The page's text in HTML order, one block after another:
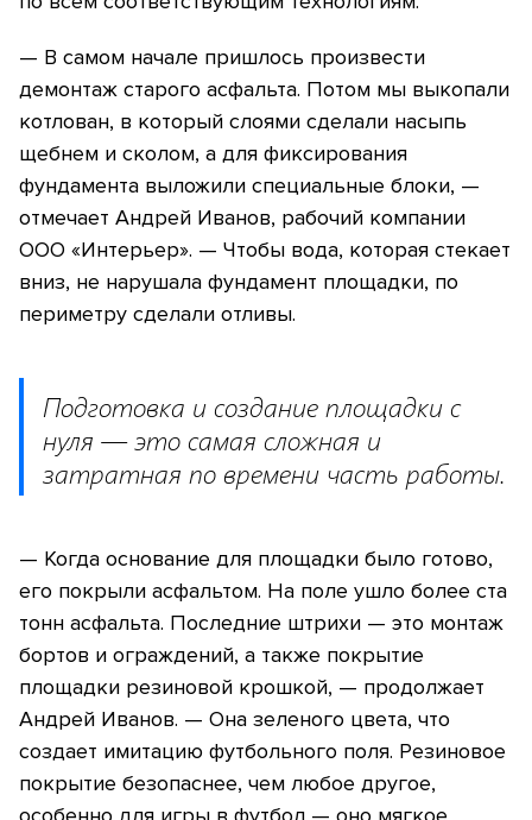
— В самом начале пришлось произвести
демонтаж старого асфальта. Потом мы выкопали
котлован, в который слоями сделали насыпь
щебнем и сколом, а для фиксирования
фундамента выложили специальные блоки, —
отмечает Андрей Иванов, рабочий компании
ООО «Интерьер». — Чтобы вода, которая стекает
вниз, не нарушала фундамент площадки, по
периметру сделали отливы.
Подготовка и создание площадки с
нуля — это самая сложная и
затратная по времени часть работы.
— Когда основание для площадки было готово,
его покрыли асфальтом. На поле ушло более ста
тонн асфальта. Последние штрихи — это монтаж
бортов и ограждений, а также покрытие
площадки резиновой крошкой, — продолжает
Андрей Иванов. — Она зеленого цвета, что
создает имитацию футбольного поля. Резиновое
покрытие безопаснее, чем любое другое,